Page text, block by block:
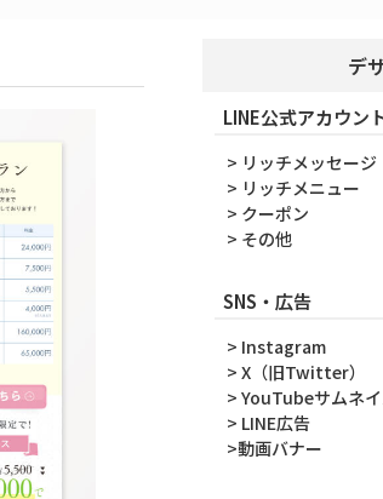
デ
LINE公式アカウン
> リッチメッセージ
> リッチメニュー
> クーポン
> その他
SNS・広告
> Instagram
> X（旧Twitter）
> YouTubeサムネ
> LINE広告
>動画バナー